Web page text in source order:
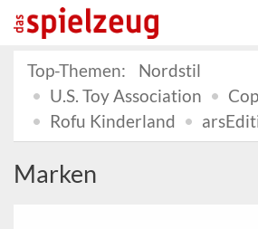
Top-Themen:
Nordstil
U.S. Toy Association
Rofu Kinderland
Marken